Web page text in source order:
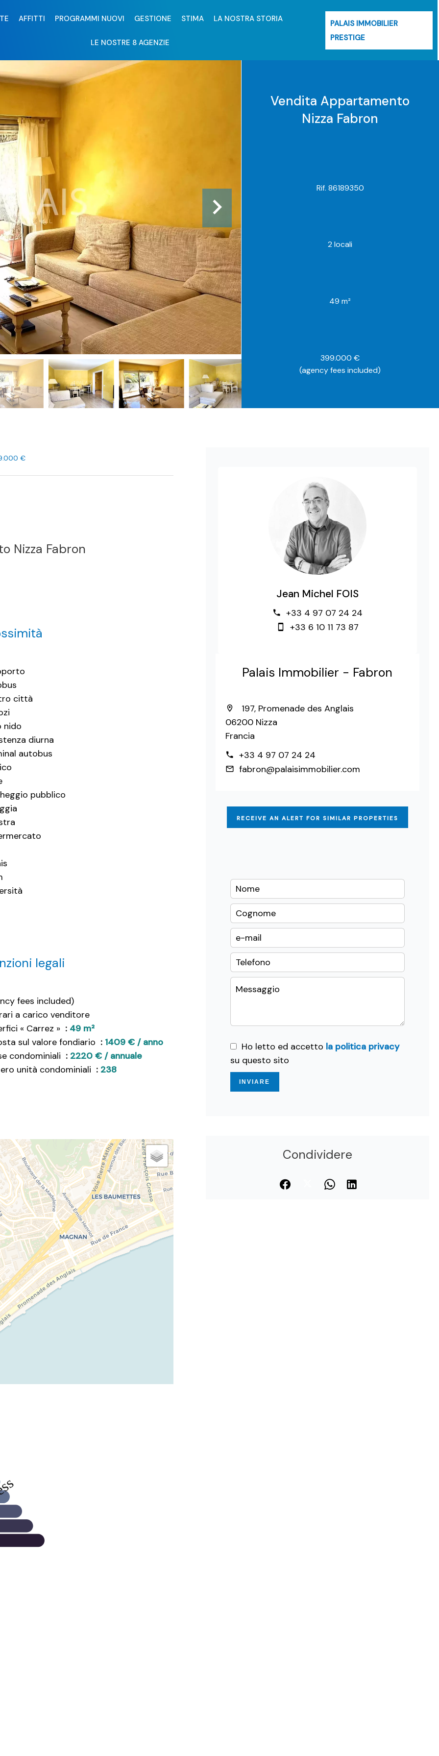
AFFITTI PROGRAMMI NUOVI GESTIONE STIMA LA NOSTRA STORIA
LE NOSTRE 8 AGENZIE
PALAIS IMMOBILIER
PRESTIGE
Vendita Appartamento
Nizza Fabron
Rif. 86189350
2 locali
49 m²
399.000 €
(agency fees included)
€
Nizza Fabron
città
nido
diurna
autobus
pubblico
legali
fees included)
a carico venditore
« Carrez »
49 m²
sul valore fondiario
1409 € / anno
condominiali
2220 € / annuale
unità condominiali
238
Jean Michel FOIS
+33 4 97 07 24 24
+33 6 10 11 73 87
Palais Immobilier - Fabron
197, Promenade des Anglais
06200 Nizza
Francia
+33 4 97 07 24 24
fabron@palaisimmobilier.com
RECEIVE AN ALERT FOR SIMILAR PROPERTIES
Ho letto ed accetto la politica privacy
su questo sito
INVIARE
Condividere